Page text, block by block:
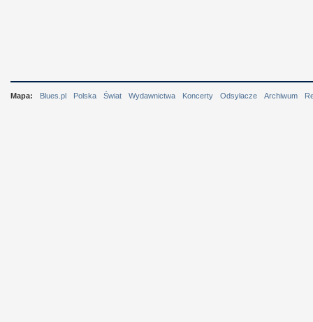
Mapa: Blues.pl Polska Świat Wydawnictwa Koncerty Odsyłacze Archiwum